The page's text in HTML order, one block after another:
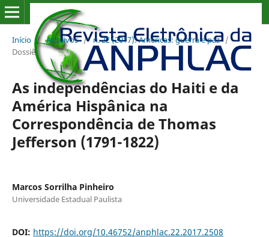
Início / Arquivos / n. 22 (2017): Américas: guerra e paz /
Dossiê
As independências do Haiti e da
América Hispânica na
Correspondência de Thomas
Jefferson (1791-1822)
Marcos Sorrilha Pinheiro
Universidade Estadual Paulista
DOI: https://doi.org/10.46752/anphlac.22.2017.2508